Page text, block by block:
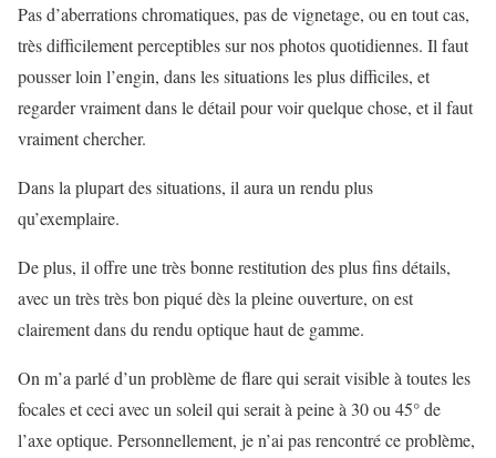
Pas d’aberrations chromatiques, pas de vignetage, ou en tout cas,
très difficilement perceptibles sur nos photos quotidiennes. Il faut
pousser loin l’engin, dans les situations les plus difficiles, et
regarder vraiment dans le détail pour voir quelque chose, et il faut
vraiment chercher.
Dans la plupart des situations, il aura un rendu plus
qu’exemplaire.
De plus, il offre une très bonne restitution des plus fins détails,
avec un très très bon piqué dès la pleine ouverture, on est
clairement dans du rendu optique haut de gamme.
On m’a parlé d’un problème de flare qui serait visible à toutes les
focales et ceci avec un soleil qui serait à peine à 30 ou 45° de
l’axe optique. Personnellement, je n’ai pas rencontré ce problème,